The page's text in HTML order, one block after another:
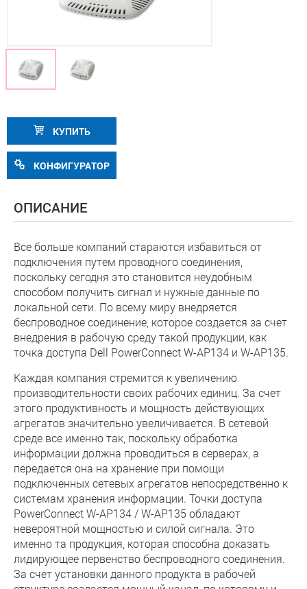
КУПИТЬ
КОНФИГУРАТОР
ОПИСАНИЕ
Все больше компаний стараются избавиться от
подключения путем проводного соединения,
поскольку сегодня это становится неудобным
способом получить сигнал и нужные данные по
локальной сети. По всему миру внедряется
беспроводное соединение, которое создается за счет
внедрения в рабочую среду такой продукции, как
точка доступа Dell PowerConnect W-AP134 и W-AP135.
Каждая компания стремится к увеличению
производительности своих рабочих единиц. За счет
этого продуктивность и мощность действующих
агрегатов значительно увеличивается. В сетевой
среде все именно так, поскольку обработка
информации должна проводиться в серверах, а
передается она на хранение при помощи
подключенных сетевых агрегатов непосредственно к
системам хранения информации. Точки доступа
PowerConnect W-AP134 / W-AP135 обладают
невероятной мощностью и силой сигнала. Это
именно та продукция, которая способна доказать
лидирующее первенство беспроводного соединения.
За счет установки данного продукта в рабочей